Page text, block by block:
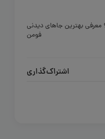
معرفی بهترین جاهای دیدنی
فومن
اشتراک‌گذاری